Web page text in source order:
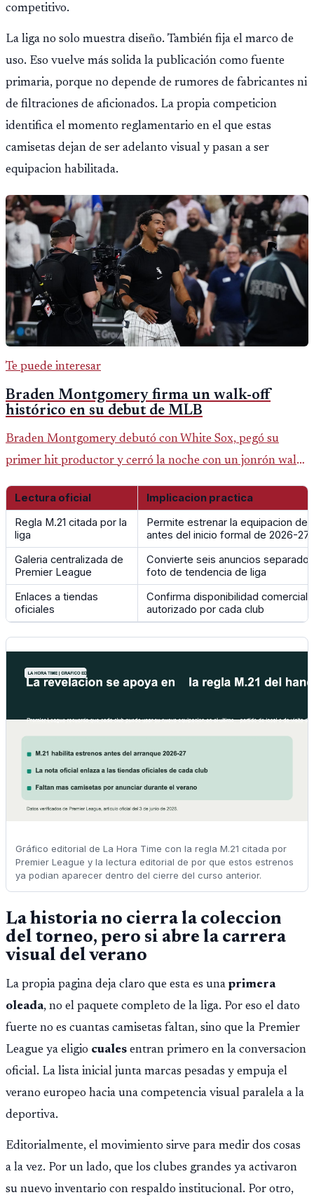
competitivo.
La liga no solo muestra diseño. También fija el marco de
uso. Eso vuelve más solida la publicación como fuente
primaria, porque no depende de rumores de fabricantes ni
de filtraciones de aficionados. La propia competicion
identifica el momento reglamentario en el que estas
camisetas dejan de ser adelanto visual y pasan a ser
equipacion habilitada.
Te puede interesar
Braden Montgomery firma un walk-off
histórico en su debut de MLB
Braden Montgomery debutó con White Sox, pegó su
primer hit productor y cerró la noche con un jonrón walk-
este tipo en la historia.
Lectura oficial
Implicacion practica
Regla M.21 citada por la
liga
Permite estrenar la equipacion del
antes del inicio formal de 2026-27
Galeria centralizada de
Premier League
Convierte seis anuncios
foto de tendencia de liga
Enlaces a tiendas
oficiales
Confirma disponibilidad comercial
autorizado por cada club
Gráfico editorial de La Hora Time con la regla M.21 citada por
Premier League y la lectura editorial de por que estos estrenos
ya podian aparecer dentro del cierre del curso anterior.
La historia no cierra la coleccion
del torneo, pero si abre la carrera
visual del verano
La propia pagina deja claro que esta es una primera
oleada, no el paquete completo de la liga. Por eso el dato
fuerte no es cuantas camisetas faltan, sino que la Premier
League ya eligio cuales entran primero en la conversacion
oficial. La lista inicial junta marcas pesadas y empuja el
verano europeo hacia una competencia visual paralela a la
deportiva.
Editorialmente, el movimiento sirve para medir dos cosas
a la vez. Por un lado, que los clubes grandes ya activaron
su nuevo inventario con respaldo institucional. Por otro,